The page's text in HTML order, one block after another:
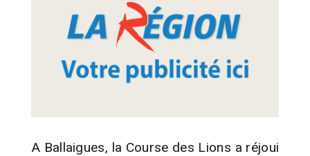
A Ballaigues, la Course des Lions a réjoui